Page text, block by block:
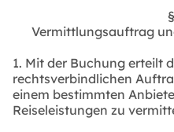
Vermittlungsauftrag
1. Mit der Buchung erteilt
rechtsverbindlichen
einem bestimmten
Reiseleistungen zu